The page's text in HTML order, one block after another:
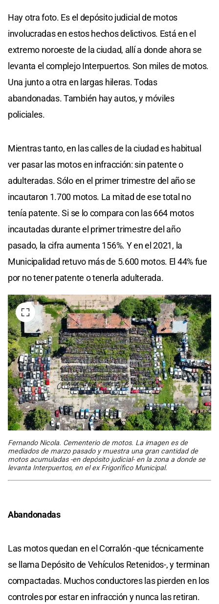
Hay otra foto. Es el depósito judicial de motos
involucradas en estos hechos delictivos. Está en el
extremo noroeste de la ciudad, allí a donde ahora se
levanta el complejo Interpuertos. Son miles de motos.
Una junto a otra en largas hileras. Todas
abandonadas. También hay autos, y móviles
policiales.
Mientras tanto, en las calles de la ciudad es habitual
ver pasar las motos en infracción: sin patente o
adulteradas. Sólo en el primer trimestre del año se
incautaron 1.700 motos. La mitad de ese total no
tenía patente. Si se lo compara con las 664 motos
incautadas durante el primer trimestre del año
pasado, la cifra aumenta 156%. Y en el 2021, la
Municipalidad retuvo más de 5.600 motos. El 44% fue
por no tener patente o tenerla adulterada.
Fernando Nicola. Cementerio de motos. La imagen es de
mediados de marzo pasado y muestra una gran cantidad de
motos acumuladas -en depósito judicial- en la zona a donde se
levanta Interpuertos, en el ex Frigorífico Municipal.
Abandonadas
Las motos quedan en el Corralón -que técnicamente
se llama Depósito de Vehículos Retenidos-, y terminan
compactadas. Muchos conductores las pierden en los
controles por estar en infracción y nunca las retiran.